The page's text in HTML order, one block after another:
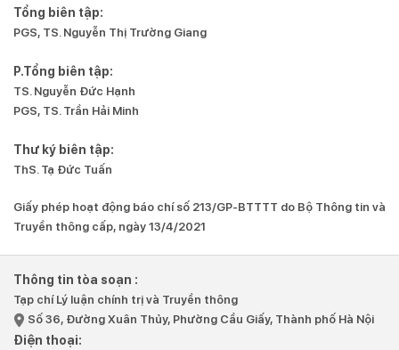
Tổng biên tập:
PGS, TS. Nguyễn Thị Trường Giang
P.Tổng biên tập:
TS. Nguyễn Đức Hạnh
PGS, TS. Trần Hải Minh
Thư ký biên tập:
ThS. Tạ Đức Tuấn
Giấy phép hoạt động báo chí số 213/GP-BTTTT do Bộ Thông tin và
Truyền thông cấp, ngày 13/4/2021
Thông tin tòa soạn :
Tạp chí Lý luận chính trị và Truyền thông
Số 36, Đường Xuân Thủy, Phường Cầu Giấy, Thành phố Hà Nội
Điện thoại: